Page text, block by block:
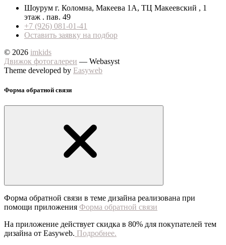
Шоурум г. Коломна, Макеева 1А, ТЦ Макеевский , 1
этаж . пав. 49
+7 (926) 081-01-41
Оставить заявку на подбор
© 2026 imkids
Движок фотогалереи — Webasyst
Theme developed by Easyweb
Форма обратной связи
Форма обратной связи в теме дизайна реализована при
помощи приложения Форма обратной связи
На приложение действует скидка в 80% для покупателей тем
дизайна от Easyweb. Подробнее.